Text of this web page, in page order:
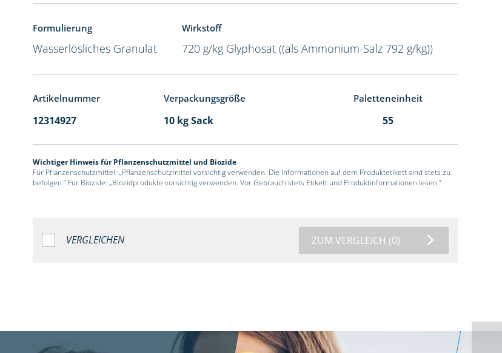
Formulierung
Wasserlösliches Granulat
Wirkstoff
720 g/kg Glyphosat ((als Ammonium-Salz 792 g/kg))
Artikelnummer Verpackungsgröße Paletteneinheit
12314927 10 kg Sack 55
Wichtiger Hinweis für Pflanzenschutzmittel und Biozide
Für Pflanzenschutzmittel: „Pflanzenschutzmittel vorsichtig verwenden. Die Informationen auf dem Produktetikett sind stets zu
befolgen.“ Für Biozide: „Biozidprodukte vorsichtig verwenden. Vor Gebrauch stets Etikett und Produktinformationen lesen.“
VERGLEICHEN ZUM VERGLEICH (0)